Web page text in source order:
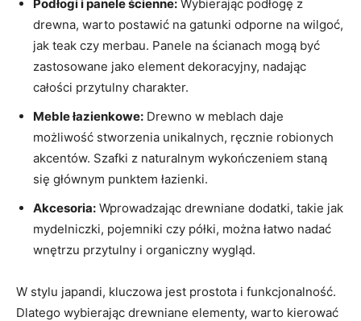
Podłogi i panele ścienne: Wybierając podłogę z
drewna, warto postawić na gatunki odporne na wilgoć,
jak teak czy merbau. Panele na ścianach mogą być
zastosowane jako element dekoracyjny, nadając
całości przytulny charakter.
Meble łazienkowe: Drewno w meblach daje
możliwość stworzenia unikalnych, ręcznie robionych
akcentów. Szafki z naturalnym wykończeniem staną
się głównym punktem łazienki.
Akcesoria: Wprowadzając drewniane dodatki, takie jak
mydelniczki, pojemniki czy półki, można łatwo nadać
wnętrzu przytulny i organiczny wygląd.
W stylu japandi, kluczowa jest prostota i funkcjonalność.
Dlatego wybierając drewniane elementy, warto kierować